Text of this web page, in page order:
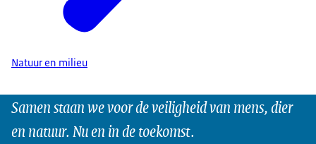
Natuur en milieu
Samen staan we voor de veiligheid van mens, dier
en natuur. Nu en in de toekomst.